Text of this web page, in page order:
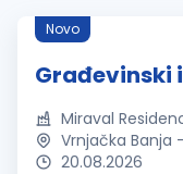
Novo
Građevinski
Miraval
Vrnjačka Banja -
20.08.2026